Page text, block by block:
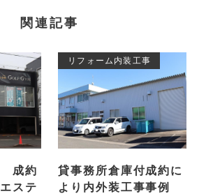
関連記事
成約
ステ
リフォーム内装工事
貸事務所倉庫付成約に
より内外装工事事例